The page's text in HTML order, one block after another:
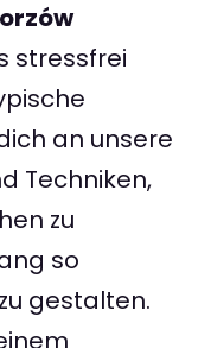
stressfrei
an unsere
Techniken,
zu
so
gestalten.